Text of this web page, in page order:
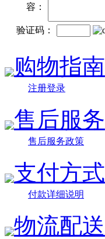
容：
验证码：
购物指南
注册登录
售后服务
售后服务政策
支付方式
付款详细说明
物流配送